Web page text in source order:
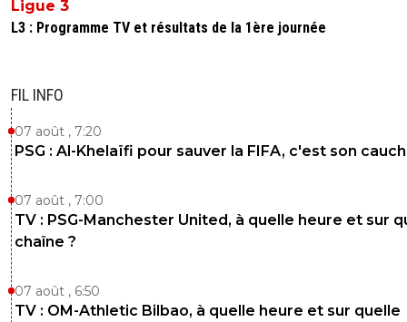
Ligue 3
L3 : Programme TV et résultats de la 1ère journée
FIL INFO
07 août , 7:20
PSG : Al-Khelaïfi pour sauver la FIFA, c'est son
07 août , 7:00
TV : PSG-Manchester United, à quelle heure et sur
chaîne ?
07 août , 6:50
TV : OM-Athletic Bilbao, à quelle heure et sur quelle